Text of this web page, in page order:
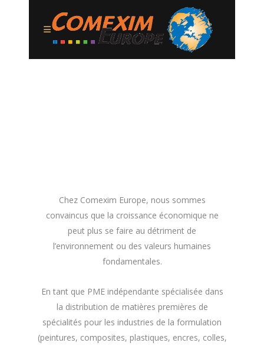
Chez Comexim Europe, nous sommes
convaincus que la croissance économique ne
peut plus se faire au détriment de
l’environnement ou des valeurs humaines
fondamentales.
En tant que PME indépendante spécialisée dans
la distribution de matières premières de
spécialités pour les industries de la formulation
(peintures, composites, plastiques, encres, colles,